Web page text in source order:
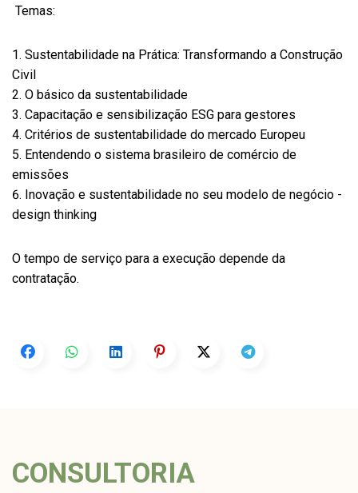
Temas:
Sustentabilidade na Prática: Transformando a Construção
Civil
O básico da sustentabilidade
Capacitação e sensibilização ESG para gestores
Critérios de sustentabilidade do mercado Europeu
Entendendo o sistema brasileiro de comércio de
emissões
Inovação e sustentabilidade no seu modelo de negócio -
design thinking
O tempo de serviço para a execução depende da
contratação.
CONSULTORIA